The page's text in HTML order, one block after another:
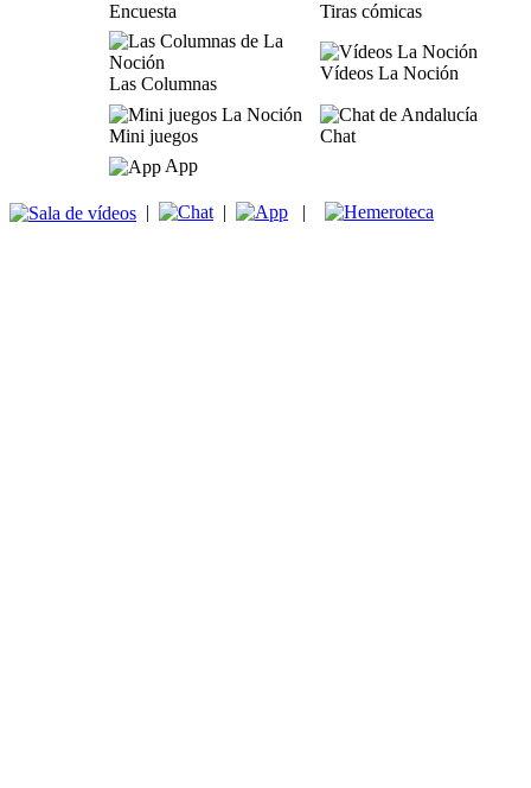
Encuesta Tiras cómicas
Las Columnas
Vídeos La Noción
Mini juegos
Chat
App
| | |